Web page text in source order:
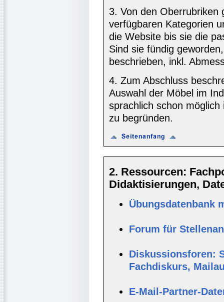
3. Von den Oberrubriken
verfügbaren Kategorien
die Website bis sie die
Sind sie fündig
beschrieben, inkl.
4. Zum Abschluss
Auswahl der Möbel im
sprachlich schon
zu begründen.
2. Ressourcen:
Didaktisierungen,
Übungsdatenbank
Forum für
Diskussionsforen:
Fachdiskurs,
E-Mail-Partner-